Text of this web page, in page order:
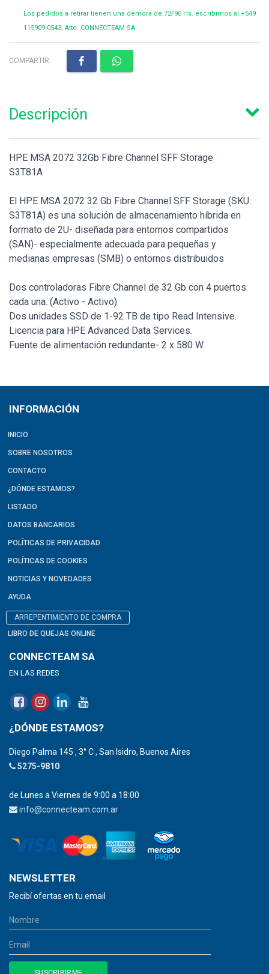
Los pedidos a retirar tienen una demora de 72/96 Hs. escribirnos al +549
115909-0543, Atte. CONNECTEAM SA
COMPARTIR:
Descripción
HPE MSA 2072 32Gb Fibre Channel SFF Storage
S3T81A
El HPE MSA 2072 32 Gb Fibre Channel SFF Storage (SKU:
S3T81A) es una solución de almacenamiento híbrida en
formato de 2U- diseñada para entornos compartidos
(SAN)- especialmente adecuada para pequeñas y
medianas empresas (SMB) o entornos distribuidos
Dos controladoras Fibre Channel de 32 Gb con 4 puertos
cada una. (Activo - Activo)
Dos unidades SSD de 1-92 TB de tipo Read Intensive.
Licencia para HPE Advanced Data Services.
Fuente de alimentación redundante- 2 x 580 W.
INFORMACIÓN
INICIO
SOBRE NOSOTROS
CONTACTO
¿DÓNDE ESTAMOS?
LISTADO
DATOS BANCARIOS
POLÍTICAS DE PRIVACIDAD
POLÍTICAS DE COOKIES
NOTICIAS Y NOVEDADES
AYUDA
ARREPENTIMIENTO DE COMPRA
LIBRO DE QUEJAS ONLINE
CONNECTEAM SA
EN LAS REDES
¿DÓNDE ESTAMOS?
Diego Palma 145 , 3° C , San Isidro, Buenos Aires
5275-9810
de Lunes a Viernes de 9:00 a 18:00
info@connecteam.com.ar
NEWSLETTER
Recibí ofertas en tu email